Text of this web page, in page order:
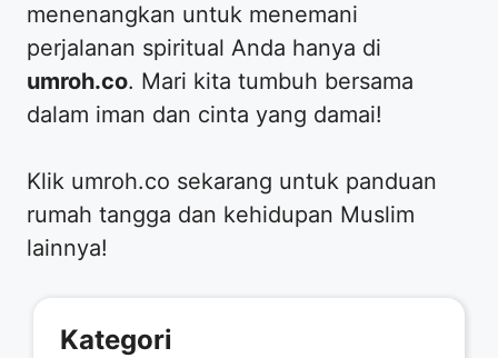
menenangkan untuk menemani
perjalanan spiritual Anda hanya di
umroh.co. Mari kita tumbuh bersama
dalam iman dan cinta yang damai!
Klik umroh.co sekarang untuk panduan
rumah tangga dan kehidupan Muslim
lainnya!
Kategori